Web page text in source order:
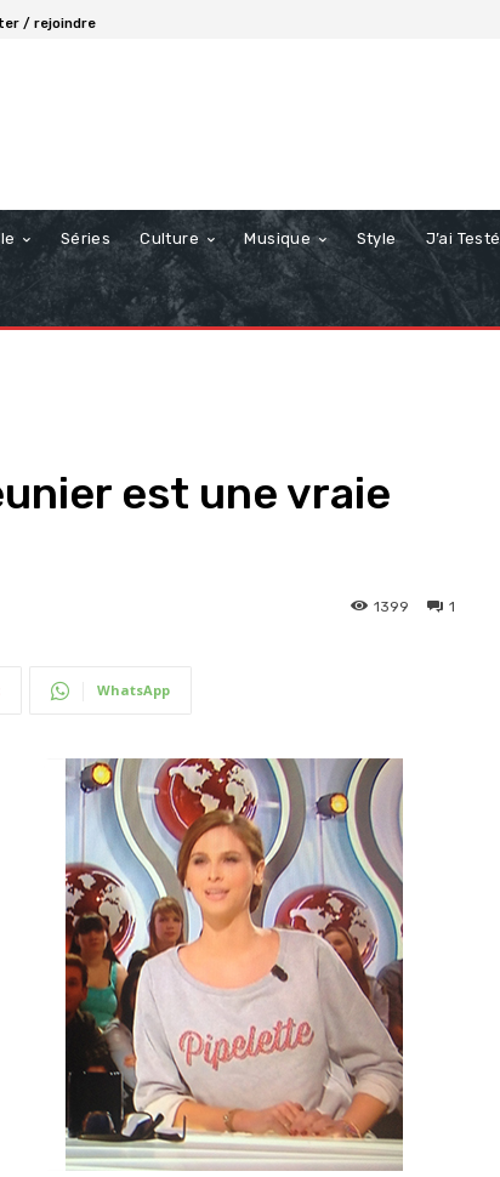
/ rejoindre
Séries Culture Musique Style J’ai Testé
est une vraie
1
1399
WhatsApp